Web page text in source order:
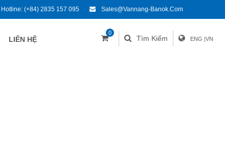
Hotline: (+84) 2835 157 095 Sales@vannang-Banok.com
LIÊN HỆ
0
Tìm Kiếm ENG |VN